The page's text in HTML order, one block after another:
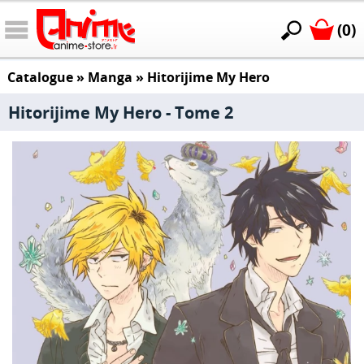
(0)
Catalogue» Manga » Hitorijime My Hero
Hitorijime My Hero - Tome 2